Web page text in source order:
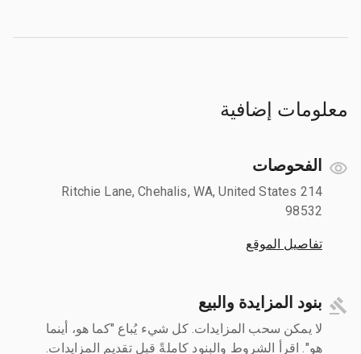
معلومات إضافية
الفحوصات
214 Ritchie Lane, Chehalis, WA, United States
98532
تفاصيل الموقع
بنود المزايدة والبيع
لا يمكن سحب المزايدات. كل شيء يُباع "كما هو، أينما
هو". اقرأ الشروط والبنود كاملةً قبل تقديم المزايدات.